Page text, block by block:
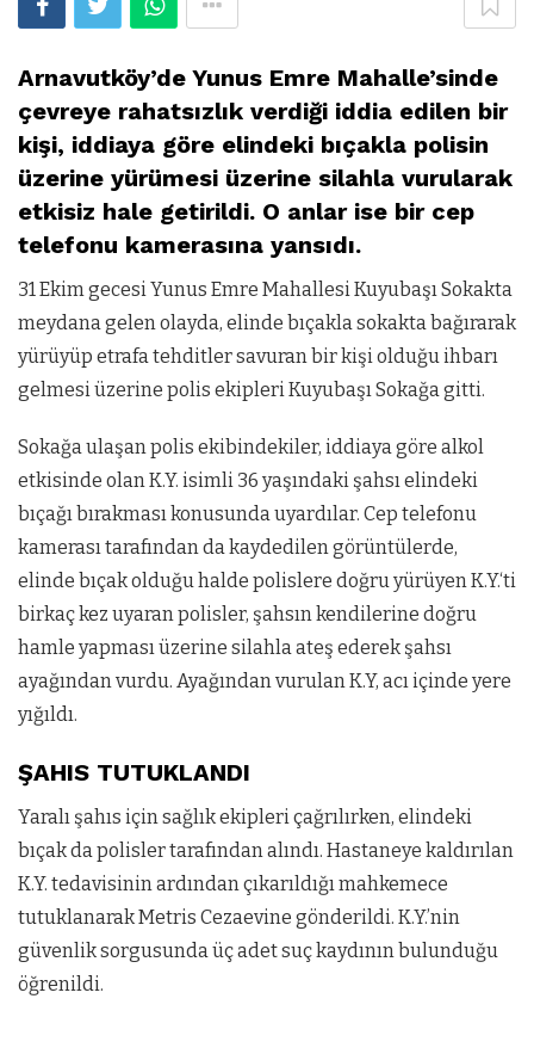
Arnavutköy’de Yunus Emre Mahalle’sinde
çevreye rahatsızlık verdiği iddia edilen bir
kişi, iddiaya göre elindeki bıçakla polisin
üzerine yürümesi üzerine silahla vurularak
etkisiz hale getirildi. O anlar ise bir cep
telefonu kamerasına yansıdı.
31 Ekim gecesi Yunus Emre Mahallesi Kuyubaşı Sokakta
meydana gelen olayda, elinde bıçakla sokakta bağırarak
yürüyüp etrafa tehditler savuran bir kişi olduğu ihbarı
gelmesi üzerine polis ekipleri Kuyubaşı Sokağa gitti.
Sokağa ulaşan polis ekibindekiler, iddiaya göre alkol
etkisinde olan K.Y. isimli 36 yaşındaki şahsı elindeki
bıçağı bırakması konusunda uyardılar. Cep telefonu
kamerası tarafından da kaydedilen görüntülerde,
elinde bıçak olduğu halde polislere doğru yürüyen K.Y.‘ti
birkaç kez uyaran polisler, şahsın kendilerine doğru
hamle yapması üzerine silahla ateş ederek şahsı
ayağından vurdu. Ayağından vurulan K.Y, acı içinde yere
yığıldı.
ŞAHIS TUTUKLANDI
Yaralı şahıs için sağlık ekipleri çağrılırken, elindeki
bıçak da polisler tarafından alındı. Hastaneye kaldırılan
K.Y. tedavisinin ardından çıkarıldığı mahkemece
tutuklanarak Metris Cezaevine gönderildi. K.Y.’nin
güvenlik sorgusunda üç adet suç kaydının bulunduğu
öğrenildi.